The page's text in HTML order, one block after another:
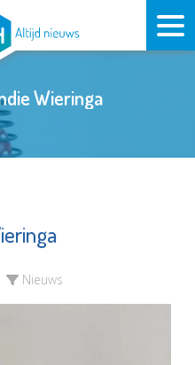
Wieringa
Nieuws